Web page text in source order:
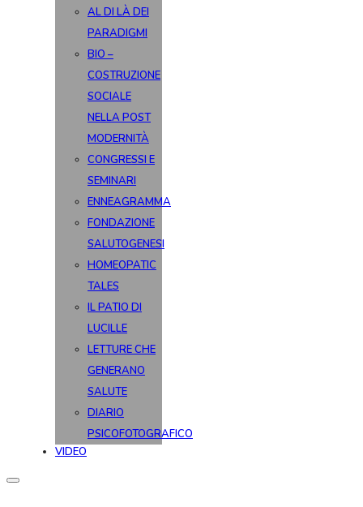
AL DI LÀ DEI
PARADIGMI
BIO –
COSTRUZIONE
SOCIALE
NELLA POST
MODERNITÀ
CONGRESSI E
SEMINARI
ENNEAGRAMMA
FONDAZIONE
SALUTOGENESI
HOMEOPATIC
TALES
IL PATIO DI
LUCILLE
LETTURE CHE
GENERANO
SALUTE
DIARIO
PSICOFOTOGRAFICO
VIDEO